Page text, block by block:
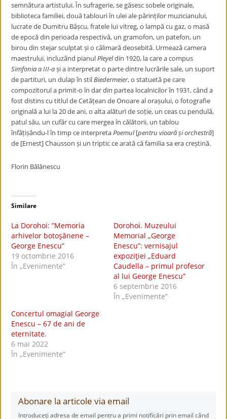
semnătura artistului. În sufragerie, se găsesc sobele originale,
biblioteca familiei, două tablouri în ulei ale părinților muzicianului,
lucrate de Dumitru Bâșcu, fratele lui vitreg, o lampă cu gaz, o masă
de epocă din perioada respectivă, un gramofon, un patefon, un
birou din stejar sculptat și o călimară deosebită. Urmează camera
maestrului, incluzând pianulPleyeldin 1920, la care a compus
Simfonia a III-ași a interpretat o parte dintre lucrările sale, un suport
de partituri, un dulap în stilBiedermeier, o statuetă pe care
compozitorul a primit-o în dar din partea localnicilor în 1931, când a
fost distins cu titlul de Cetățean de Onoare al orașului, o fotografie
originală a lui la 20 de ani, o alta alături de soție, un ceas cu pendulă,
patul său, un cufăr cu care mergea în călătorii, un tablou
înfățișându-l în timp ce interpretaPoemul[pentru vioară și orchestră]
de [Ernest] Chausson și un triptic ce arată că familia sa era creștină.
Florin Bălănescu
Similare
La Dorohoi: ”Memoria
arhivelor botoşănene –
George Enescu”
19 octombrie 2016
În „Evenimente”
Dorohoi. Muzeului
Memorial „George
Enescu”: vernisajul
expoziţiei „Eduard
Caudella – primul profesor
al lui George Enescu”
6 septembrie 2016
În „Evenimente”
Concertul omagial George
Enescu – 67 de ani de
eternitate.
6 mai 2022
În „Evenimente”
Abonare la articole via email
Introduceți adresa de email pentru a primi notificări prin email când